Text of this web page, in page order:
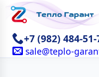
+7 (982) 484-
sale@teplo-